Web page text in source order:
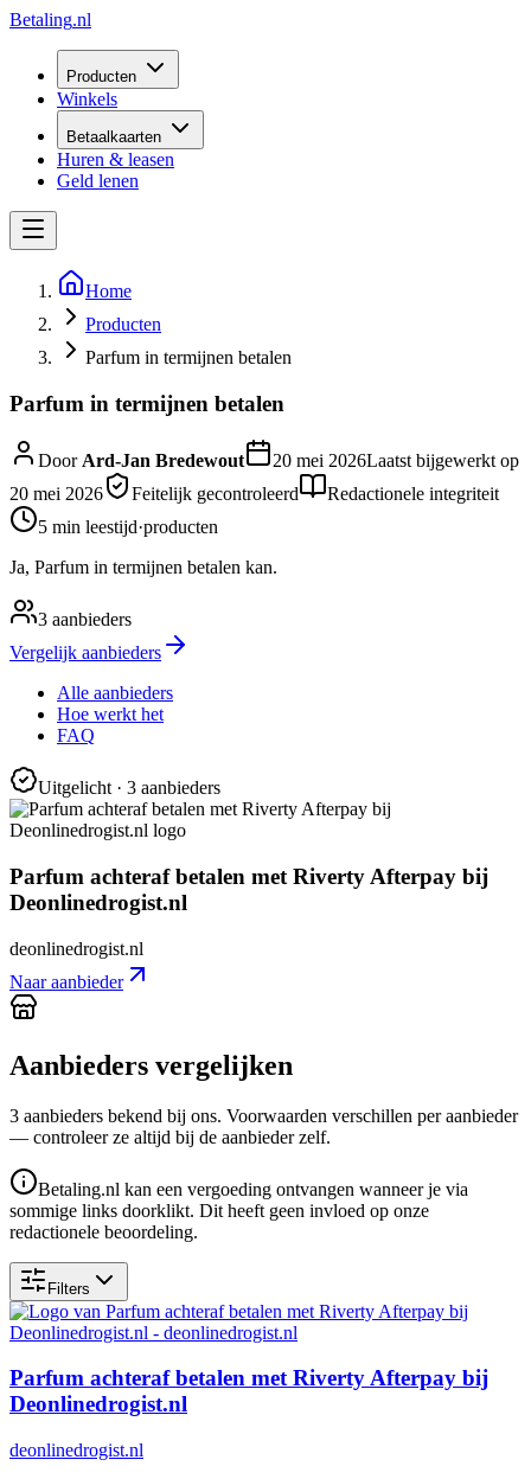
Betaling.nl
Producten
Winkels
Betaalkaarten
Huren & leasen
Geld lenen
Home
Producten
Parfum in termijnen betalen
Parfum in termijnen betalen
DoorArd-Jan Bredewout 20 mei 2026Laatst bijgewerkt op
20 mei 2026
Feitelijk gecontroleerd
Redactionele integriteit
5 min leestijd·producten
Ja, Parfum in termijnen betalen kan.
3 aanbieders
Vergelijk aanbieders
Alle aanbieders
Hoe werkt het
FAQ
Uitgelicht· 3 aanbieders
Parfum achteraf betalen met Riverty Afterpay bij
Deonlinedrogist.nl
deonlinedrogist.nl
Naar aanbieder
Aanbieders vergelijken
3 aanbieders bekend bij ons. Voorwaarden verschillen per aanbieder
— controleer ze altijd bij de aanbieder zelf.
Betaling.nl kan een vergoeding ontvangen wanneer je via
sommige links doorklikt. Dit heeft geen invloed op onze
redactionele beoordeling.
Filters
Parfum achteraf betalen met Riverty Afterpay bij
Deonlinedrogist.nl
deonlinedrogist.nl